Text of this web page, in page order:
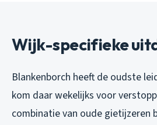
Wijk-specifieke
Blankenborch heeft de oudste
kom daar wekelijks voor
combinatie van oude gietijzeren